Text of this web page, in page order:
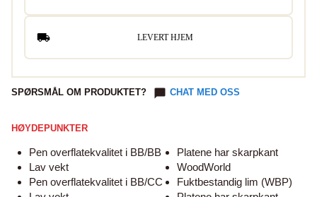
LEVERT HJEM
SPØRSMÅL OM PRODUKTET? CHAT MED OSS
HØYDEPUNKTER
Pen overflatekvalitet i BB/BB
Lav vekt
Pen overflatekvalitet i BB/CC
Platene har skarpkant
WoodWorld
Fuktbestandig lim (WBP)